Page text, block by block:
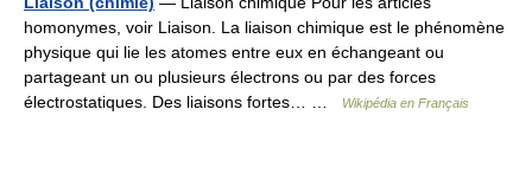
homonymes, voir Liaison. La liaison chimique est le phénomène
physique qui lie les atomes entre eux en échangeant ou
partageant un ou plusieurs électrons ou par des forces
électrostatiques. Des liaisons fortes… …
Wikipédia en Français